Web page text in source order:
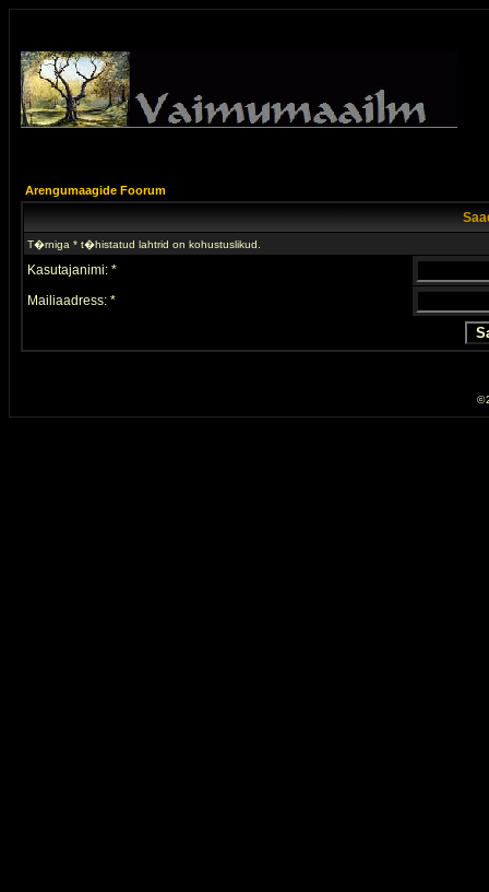
Arengumaagide Foorum
T�rniga * t�histatud lahtrid on kohustuslikud.
Kasutajanimi: *
Mailiaadress: *
©